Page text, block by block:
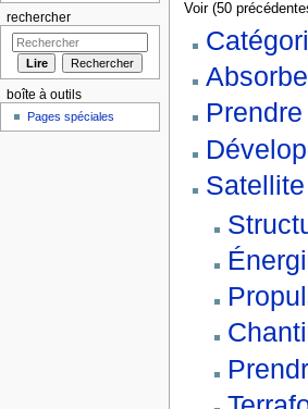
Voir (50
rechercher
boîte à outils
Pages spéciales